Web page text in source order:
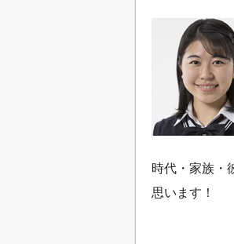
時代・家族・
思います！